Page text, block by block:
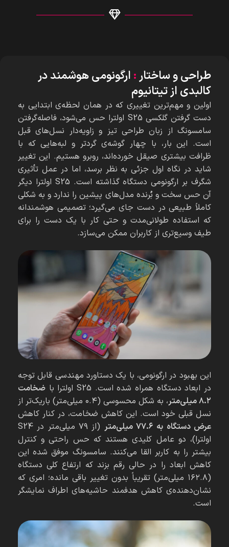
طراحی و ساختار: ارگونومی هوشمند در
کالبدی از تیتانیوم
اولین و مهم‌ترین تغییری که در همان لحظه‌ی ابتدایی به
دست گرفتن گلکسی S25 اولترا حس می‌شود، فاصله‌گرفتن
سامسونگ از زبان طراحی تیز و زاویه‌دار نسل‌های قبل
است. این بار، با چهار گوشه‌ی گردتر و لبه‌هایی که با
ظرافت بیشتری صیقل خورده‌اند، روبرو هستیم. این تغییر
شاید در نگاه اول جزئی به نظر برسد، اما در عمل تأثیری
شگرف بر ارگونومی دستگاه گذاشته است. S25 اولترا دیگر
آن حس سخت و بُرنده مدل‌های پیشین را ندارد و به شکلی
کاملاً طبیعی در دست جای می‌گیرد؛ تصمیمی هوشمندانه
که استفاده طولانی‌مدت و حتی کار با یک دست را برای
طیف وسیع‌تری از کاربران ممکن می‌سازد.
این بهبود در ارگونومی، با یک دستاورد مهندسی قابل توجه
در ابعاد دستگاه همراه شده است. S25 اولترا با
ضخامت
۸.۲ میلی‌متر
، به شکل محسوسی (۰.۴ میلی‌متر) باریک‌تر از
نسل قبلی خود است. این کاهش ضخامت، در کنار کاهش
عرض دستگاه به ۷۷.۶ میلی‌متر
(از ۷۹ میلی‌متر در S24
اولترا)، دو عامل کلیدی هستند که حس راحتی و کنترل
بیشتر را به کاربر القا می‌کنند. سامسونگ موفق شده این
کاهش ابعاد را در حالی رقم بزند که ارتفاع کلی دستگاه
(۱۶۲.۸ میلی‌متر) تقریباً بدون تغییر باقی مانده؛ امری که
نشان‌دهنده‌ی کاهش هدفمند حاشیه‌های اطراف نمایشگر
است.